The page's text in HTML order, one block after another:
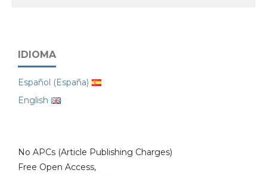
IDIOMA
Español (España)
English
No APCs (Article Publishing Charges)
Free Open Access,